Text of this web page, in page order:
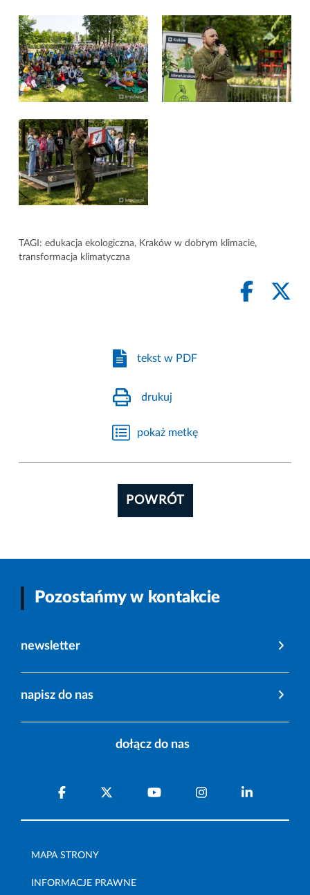
TAGI: edukacja ekologiczna, Kraków w dobrym klimacie,
transformacja klimatyczna
tekst w PDF
drukuj
pokaż metkę
POWRÓT
Pozostańmy w kontakcie
newsletter
napisz do nas
dołącz do nas
MAPA STRONY
INFORMACJE PRAWNE